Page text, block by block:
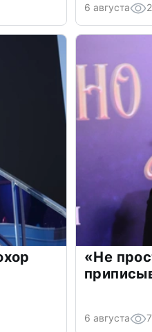
6 августа
«Не
6 августа